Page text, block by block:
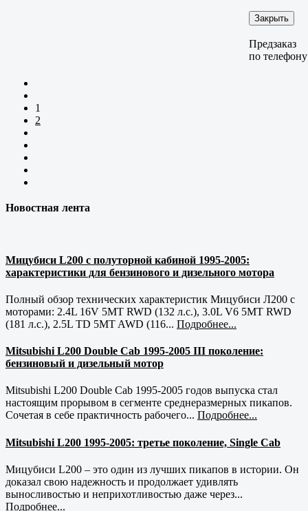
Закрыть
Предзаказ
по телефону
1
2
Новостная лента
Мицубиси L200 с полуторной кабиной 1995-2005:
характеристики для бензинового и дизельного мотора
Полный обзор технических характеристик Мицубиси Л200 с
моторами: 2.4L 16V 5MT RWD (132 л.с.), 3.0L V6 5MT RWD
(181 л.с.), 2.5L TD 5MT AWD (116... Подробнее...
Mitsubishi L200 Double Cab 1995-2005 III поколение:
бензиновый и дизельный мотор
Mitsubishi L200 Double Cab 1995-2005 годов выпуска стал
настоящим прорывом в сегменте среднеразмерных пикапов.
Сочетая в себе практичность рабочего... Подробнее...
Mitsubishi L200 1995-2005: третье поколение, Single Cab
Мицубиси L200 – это один из лучших пикапов в истории. Он
доказал свою надежность и продолжает удивлять
выносливостью и неприхотливостью даже через...
Подробнее...